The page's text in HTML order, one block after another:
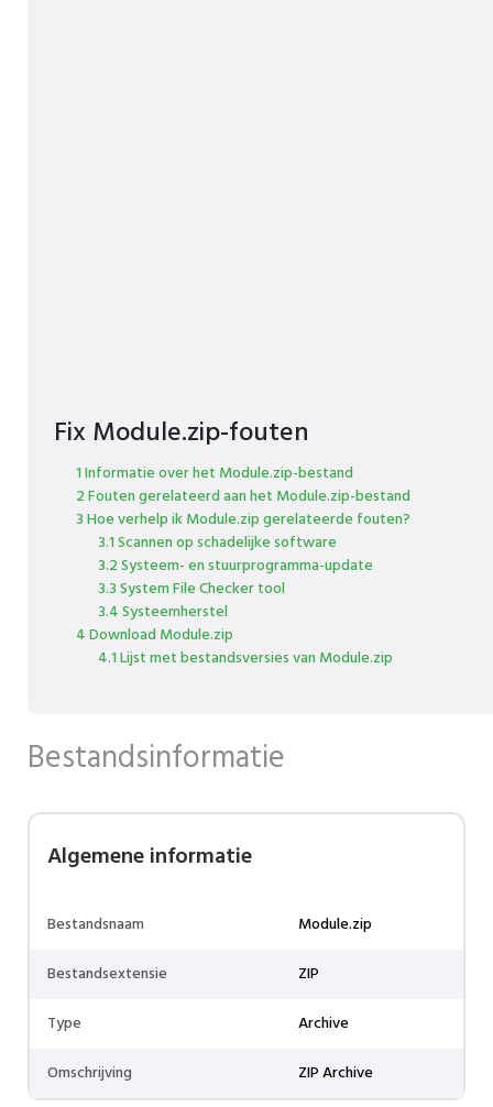
Fix Module.zip-fouten
1 Informatie over het Module.zip-bestand
2 Fouten gerelateerd aan het Module.zip-bestand
3 Hoe verhelp ik Module.zip gerelateerde fouten?
3.1 Scannen op schadelijke software
3.2 Systeem- en stuurprogramma-update
3.3 System File Checker tool
3.4 Systeemherstel
4 Download Module.zip
4.1 Lijst met bestandsversies van Module.zip
Bestandsinformatie
Algemene informatie
Bestandsnaam
Module.zip
Bestandsextensie
ZIP
Type
Archive
Omschrijving
ZIP Archive